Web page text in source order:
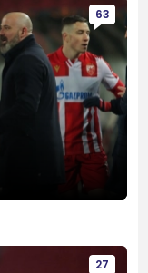
63
27